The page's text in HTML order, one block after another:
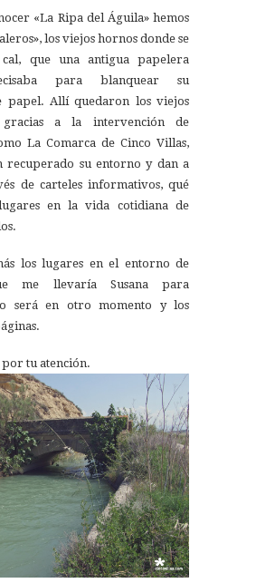
«La Ripa del Águila» hemos
los viejos hornos donde se
que una antigua papelera
para blanquear su
papel. Allí quedaron los viejos
a la intervención de
La Comarca de Cinco Villas,
recuperado su entorno y dan a
de carteles informativos, qué
en la vida cotidiana de
los lugares en el entorno de
me llevaría Susana para
será en otro momento y los
por tu atención.